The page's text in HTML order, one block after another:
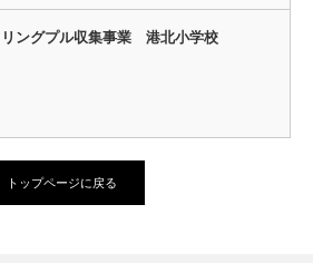
リングプル収集事業 港北小学校
トップページに戻る